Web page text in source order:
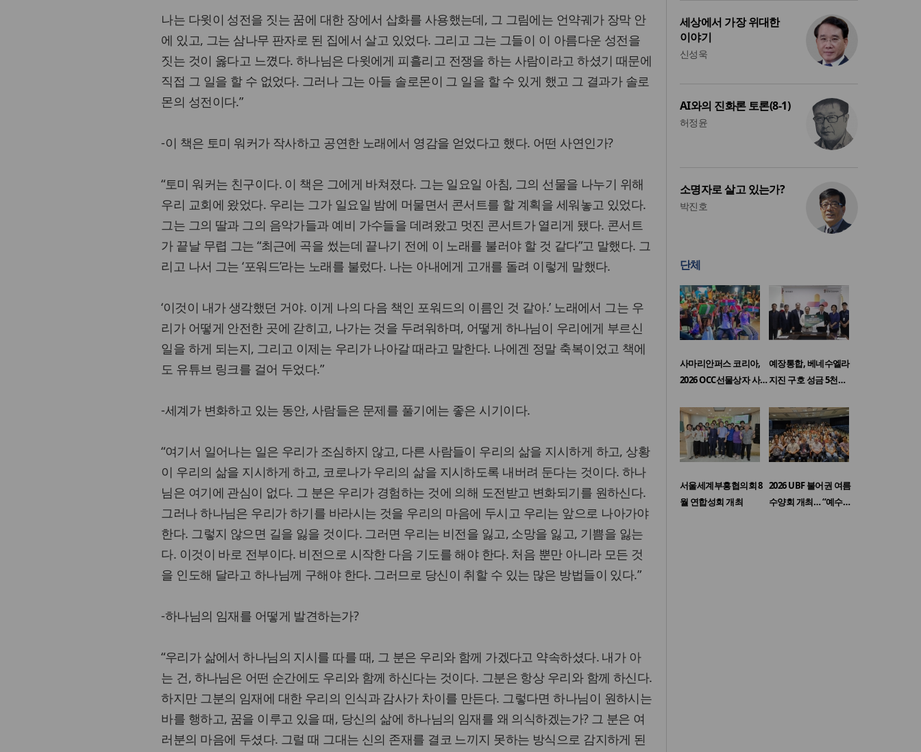
나는 다윗이 성전을 짓는 꿈에 대한 장에서 삽화를 사용했는데, 그 그림에는 언약궤가 장막 안
에 있고, 그는 삼나무 판자로 된 집에서 살고 있었다. 그리고 그는 그들이 이 아름다운 성전을
짓는 것이 옳다고 느꼈다. 하나님은 다윗에게 피흘리고 전쟁을 하는 사람이라고 하셨기 때문에
직접 그 일을 할 수 없었다. 그러나 그는 아들 솔로몬이 그 일을 할 수 있게 했고 그 결과가 솔로
몬의 성전이다.”
-이 책은 토미 워커가 작사하고 공연한 노래에서 영감을 얻었다고 했다. 어떤 사연인가?
“토미 워커는 친구이다. 이 책은 그에게 바쳐졌다. 그는 일요일 아침, 그의 선물을 나누기 위해
우리 교회에 왔었다. 우리는 그가 일요일 밤에 머물면서 콘서트를 할 계획을 세워놓고 있었다.
그는 그의 딸과 그의 음악가들과 예비 가수들을 데려왔고 멋진 콘서트가 열리게 됐다. 콘서트
가 끝날 무렵 그는 “최근에 곡을 썼는데 끝나기 전에 이 노래를 불러야 할 것 같다”고 말했다. 그
리고 나서 그는 ‘포워드’라는 노래를 불렀다. 나는 아내에게 고개를 돌려 이렇게 말했다.
‘이것이 내가 생각했던 거야. 이게 나의 다음 책인 포워드의 이름인 것 같아.’ 노래에서 그는 우
리가 어떻게 안전한 곳에 갇히고, 나가는 것을 두려워하며, 어떻게 하나님이 우리에게 부르신
일을 하게 되는지, 그리고 이제는 우리가 나아갈 때라고 말한다. 나에겐 정말 축복이었고 책에
도 유튜브 링크를 걸어 두었다.”
-세계가 변화하고 있는 동안, 사람들은 문제를 풀기에는 좋은 시기이다.
“여기서 일어나는 일은 우리가 조심하지 않고, 다른 사람들이 우리의 삶을 지시하게 하고, 상황
이 우리의 삶을 지시하게 하고, 코로나가 우리의 삶을 지시하도록 내버려 둔다는 것이다. 하나
님은 여기에 관심이 없다. 그 분은 우리가 경험하는 것에 의해 도전받고 변화되기를 원하신다.
그러나 하나님은 우리가 하기를 바라시는 것을 우리의 마음에 두시고 우리는 앞으로 나아가야
한다. 그렇지 않으면 길을 잃을 것이다. 그러면 우리는 비전을 잃고, 소망을 잃고, 기쁨을 잃는
다. 이것이 바로 전부이다. 비전으로 시작한 다음 기도를 해야 한다. 처음 뿐만 아니라 모든 것
을 인도해 달라고 하나님께 구해야 한다. 그러므로 당신이 취할 수 있는 많은 방법들이 있다.”
-하나님의 임재를 어떻게 발견하는가?
“우리가 삶에서 하나님의 지시를 따를 때, 그 분은 우리와 함께 가겠다고 약속하셨다. 내가 아
는 건, 하나님은 어떤 순간에도 우리와 함께 하신다는 것이다. 그분은 항상 우리와 함께 하신다.
하지만 그분의 임재에 대한 우리의 인식과 감사가 차이를 만든다. 그렇다면 하나님이 원하시는
바를 행하고, 꿈을 이루고 있을 때, 당신의 삶에 하나님의 임재를 왜 의식하겠는가? 그 분은 여
러분의 마음에 두셨다. 그럴 때 그대는 신의 존재를 결코 느끼지 못하는 방식으로 감지하게 된
세상에서 가장 위대한
이야기
신성욱
AI와의 진화론 토론(8-1)
허정윤
소명자로 살고 있는가?
박진호
단체
사마리안퍼스 코리아,
2026 OCC선물상자 사…
예장통합, 베네수엘라
지진 구호 성금 5천…
서울세계부흥협의회 8
월 연합성회 개최
2026 UBF 불어권 여름
수양회 개최… “예수…